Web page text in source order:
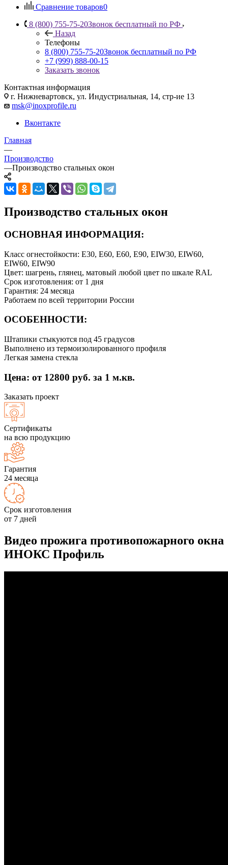
Сравнение товаров0
8 (800) 755-75-20Звонок бесплатный по РФ
Назад
Телефоны
8 (800) 755-75-20Звонок бесплатный по РФ
+7 (999) 888-00-15
Заказать звонок
Контактная информация
г. Нижневартовск, ул. Индустриальная, 14, стр-ие 13
msk@inoxprofile.ru
Вконтакте
Главная
—
Производство
—Производство стальных окон
Производство стальных окон
ОСНОВНАЯ ИНФОРМАЦИЯ:
Класс огнестойкости: E30, E60, E60, E90, EIW30, EIW60,
EIW60, EIW90
Цвет: шагрень, глянец, матовый любой цвет по шкале RAL
Срок изготовления: от 1 дня
Гарантия: 24 месяца
Работаем по всей территории России
ОСОБЕННОСТИ:
Штапики стыкуются под 45 градусов
Выполнено из термоизолированного профиля
Легкая замена стекла
Цена: от 12800 руб. за 1 м.кв.
Заказать проект
Сертификаты
на всю продукцию
Гарантия
24 месяца
Срок изготовления
от 7 дней
Видео прожига противопожарного окна
ИНОКС Профиль